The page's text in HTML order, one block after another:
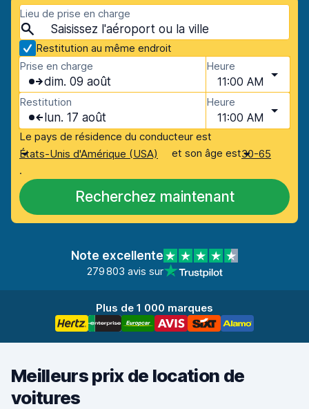
Lieu de prise en charge
Restitution au même endroit
Prise en charge
dim. 09 août
Heure
11:00 AM
Restitution
lun. 17 août
Heure
11:00 AM
Le pays de résidence du conducteur est
États-Unis d'Amérique (USA)
et son âge est30-65
.
Recherchez maintenant
Note excellente
279 803 avis sur
Plus de 1 000 marques
Meilleurs prix de location de
voitures